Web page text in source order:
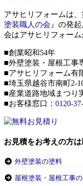
アサヒリフォームは
塗装職人の会 』の発
会はアサヒリフォーム
■創業昭和54年
■外壁塗装・屋根工事
■アサヒリフォーム有
■埼玉県越谷市南町2-
■産業道路地域まつり
■お客様窓口： 0120-
お見積をお考えの方
外壁塗装の塗料
屋根塗装・屋根工事